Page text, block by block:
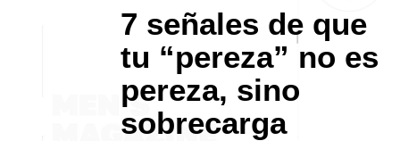
7 señales de que
tu “pereza” no es
pereza, sino
sobrecarga